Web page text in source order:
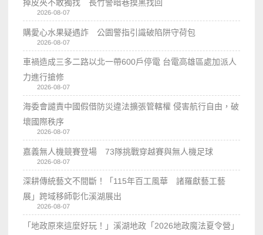
掉皮夾不敢獨找 長竹警暗巷摸黑找回
2026-08-07
購愛心水果疑遇詐 公園警指引識破陷阱守荷包
2026-08-07
車禍造成三多二路以北一帶600戶停電 台電高雄區處加派人
力進行搶修
2026-08-07
海委會譴責中國假借防災違法擴張管轄權 侵害航行自由，破
壞國際秩序
2026-08-07
嘉義無人機競賽登場 73隊挑戰穿越賽與無人機足球
2026-08-07
深耕傳統藝文不間斷！「115年百工風華 諸羅獻藝工藝
展」跨域移師彰化溪湖展出
2026-08-07
「地政原來這麼好玩！」溪湖地政「2026地政魔法夏令營」